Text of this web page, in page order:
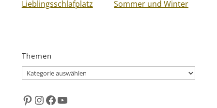
Lieblingsschlafplatz
Sommer und Winter
Themen
Themen
Pinterest
Instagram
Facebook
YouTube